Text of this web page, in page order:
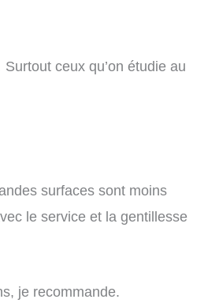
ceux qu’on étudie au
surfaces sont moins
le service et la gentillesse
je recommande.